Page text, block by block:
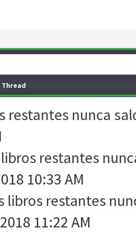
Thread
restantes nunca
libros restantes
10:33 AM
libros restantes
11:22 AM